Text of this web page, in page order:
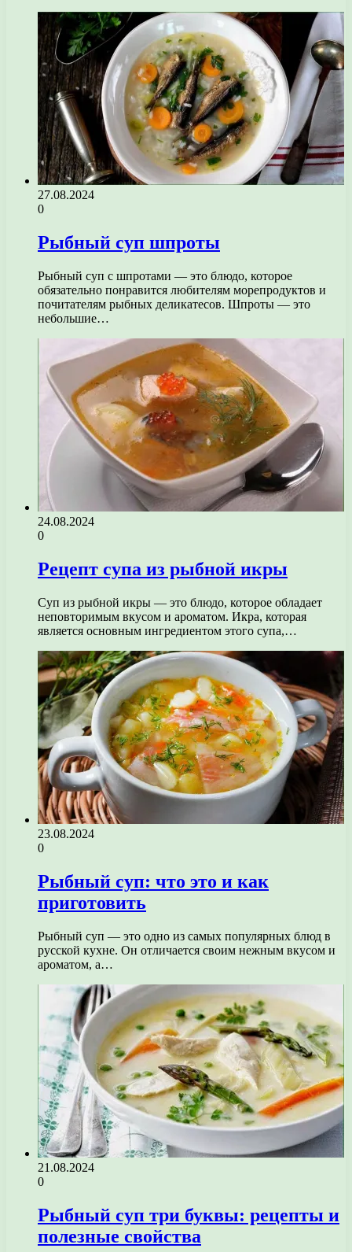
27.08.2024
0
Рыбный суп шпроты
Рыбный суп с шпротами — это блюдо, которое
обязательно понравится любителям морепродуктов и
почитателям рыбных деликатесов. Шпроты — это
небольшие…
24.08.2024
0
Рецепт супа из рыбной икры
Суп из рыбной икры — это блюдо, которое обладает
неповторимым вкусом и ароматом. Икра, которая
является основным ингредиентом этого супа,…
23.08.2024
0
Рыбный суп: что это и как
приготовить
Рыбный суп — это одно из самых популярных блюд в
русской кухне. Он отличается своим нежным вкусом и
ароматом, а…
21.08.2024
0
Рыбный суп три буквы: рецепты и
полезные свойства